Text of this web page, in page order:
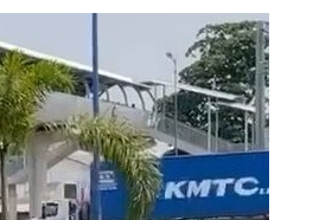
Thời trang